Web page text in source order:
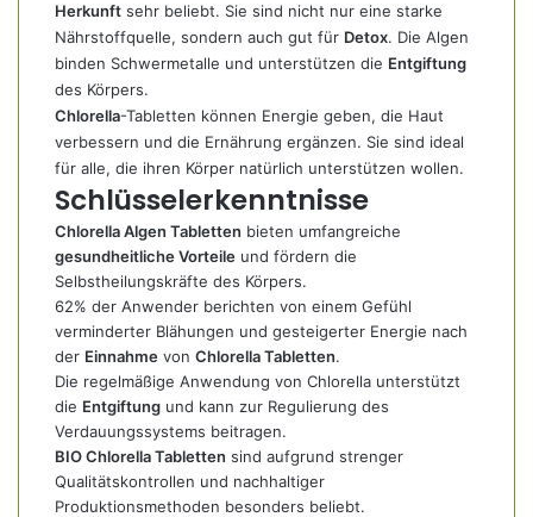
Herkunft sehr beliebt. Sie sind nicht nur eine starke
Nährstoffquelle, sondern auch gut für Detox. Die Algen
binden Schwermetalle und unterstützen die Entgiftung
des Körpers.
Chlorella-Tabletten können Energie geben, die Haut
verbessern und die Ernährung ergänzen. Sie sind ideal
für alle, die ihren Körper natürlich unterstützen wollen.
Schlüsselerkenntnisse
Chlorella Algen Tabletten bieten umfangreiche
gesundheitliche Vorteile und fördern die
Selbstheilungskräfte des Körpers.
62% der Anwender berichten von einem Gefühl
verminderter Blähungen und gesteigerter Energie nach
der Einnahme von Chlorella Tabletten.
Die regelmäßige Anwendung von Chlorella unterstützt
die Entgiftung und kann zur Regulierung des
Verdauungssystems beitragen.
BIO Chlorella Tabletten sind aufgrund strenger
Qualitätskontrollen und nachhaltiger
Produktionsmethoden besonders beliebt.